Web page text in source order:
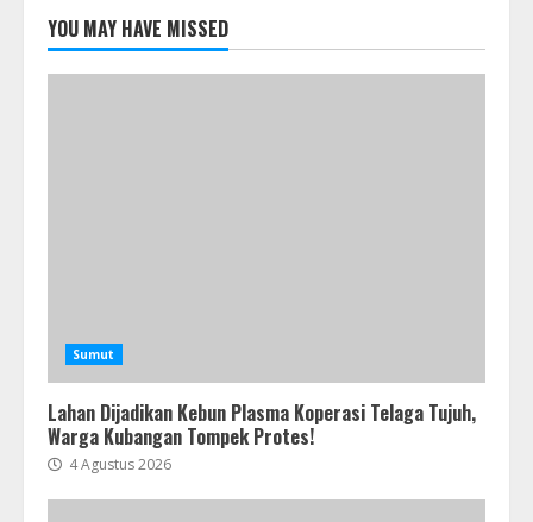
YOU MAY HAVE MISSED
Sumut
Lahan Dijadikan Kebun Plasma Koperasi Telaga Tujuh,
Warga Kubangan Tompek Protes!
4 Agustus 2026